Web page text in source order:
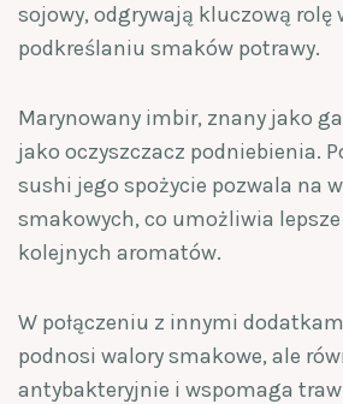
sojowy, odgrywają kluczową rolę
podkreślaniu smaków potrawy.
Marynowany imbir, znany jako
jako oczyszczacz podniebienia.
sushi jego spożycie pozwala na
smakowych, co umożliwia
kolejnych aromatów.
W połączeniu z innymi
podnosi walory smakowe, ale
antybakteryjnie i wspomaga